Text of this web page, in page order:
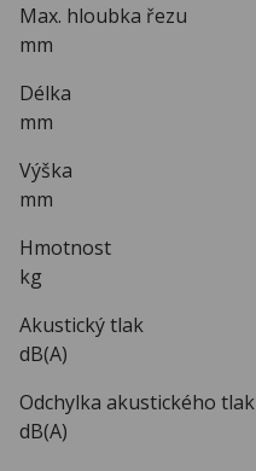
Max.
mm
mm
mm
kg
dB(A)
Odchylka
dB(A)